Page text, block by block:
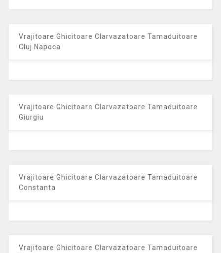
Vrajitoare Ghicitoare Clarvazatoare Tamaduitoare
Cluj Napoca
Vrajitoare Ghicitoare Clarvazatoare Tamaduitoare
Giurgiu
Vrajitoare Ghicitoare Clarvazatoare Tamaduitoare
Constanta
Vrajitoare Ghicitoare Clarvazatoare Tamaduitoare